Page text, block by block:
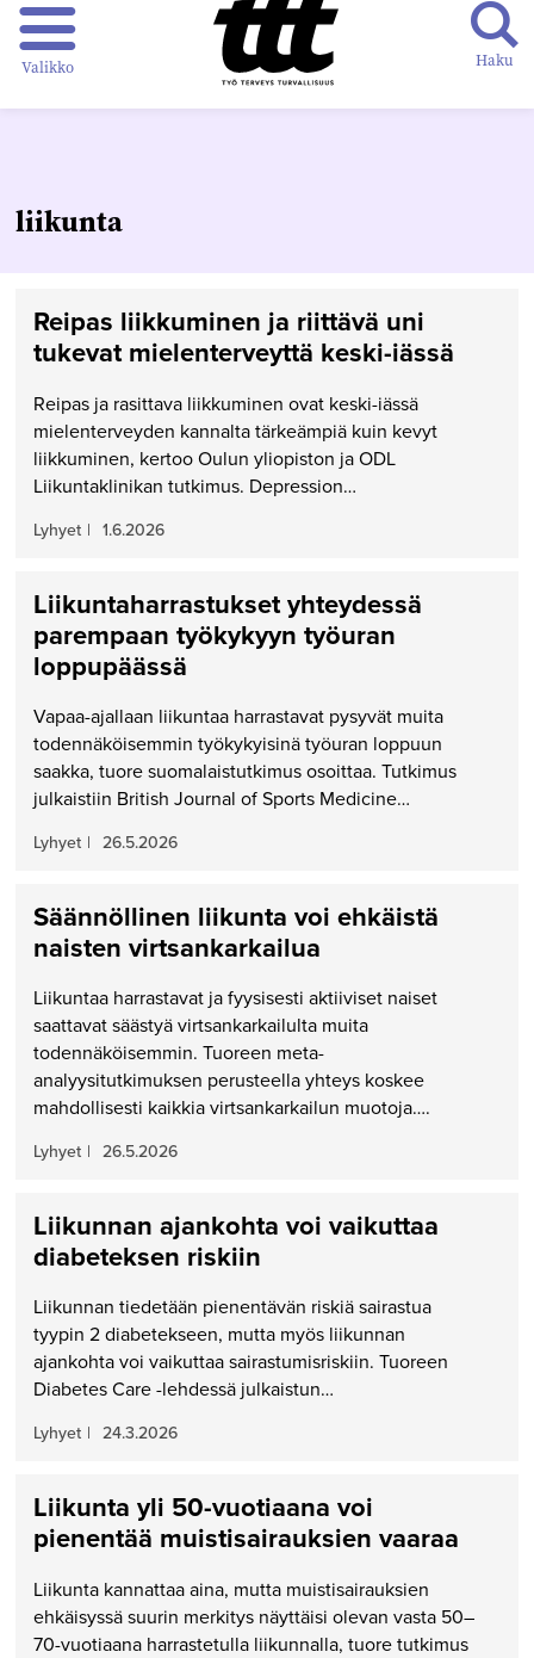
Valikko Haku
liikunta
Reipas liikkuminen ja riittävä uni
tukevat mielenterveyttä keski-iässä
Reipas ja rasittava liikkuminen ovat keski-iässä
mielenterveyden kannalta tärkeämpiä kuin kevyt
liikkuminen, kertoo Oulun yliopiston ja ODL
Liikuntaklinikan tutkimus. Depression…
Lyhyet | 1.6.2026
Liikuntaharrastukset yhteydessä
parempaan työkykyyn työuran
loppupäässä
Vapaa-ajallaan liikuntaa harrastavat pysyvät muita
todennäköisemmin työkykyisinä työuran loppuun
saakka, tuore suomalaistutkimus osoittaa. Tutkimus
julkaistiin British Journal of Sports Medicine…
Lyhyet | 26.5.2026
Säännöllinen liikunta voi ehkäistä
naisten virtsankarkailua
Liikuntaa harrastavat ja fyysisesti aktiiviset naiset
saattavat säästyä virtsankarkailulta muita
todennäköisemmin. Tuoreen meta-
analyysitutkimuksen perusteella yhteys koskee
mahdollisesti kaikkia virtsankarkailun muotoja….
Lyhyet | 26.5.2026
Liikunnan ajankohta voi vaikuttaa
diabeteksen riskiin
Liikunnan tiedetään pienentävän riskiä sairastua
tyypin 2 diabetekseen, mutta myös liikunnan
ajankohta voi vaikuttaa sairastumisriskiin. Tuoreen
Diabetes Care -lehdessä julkaistun…
Lyhyet | 24.3.2026
Liikunta yli 50-vuotiaana voi
pienentää muistisairauksien vaaraa
Liikunta kannattaa aina, mutta muistisairauksien
ehkäisyssä suurin merkitys näyttäisi olevan vasta 50–
70-vuotiaana harrastetulla liikunnalla, tuore tutkimus